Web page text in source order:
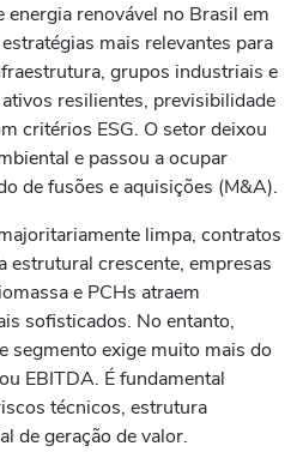
energia renovável no Brasil em
mais relevantes para
grupos industriais e
resilientes, previsibilidade
critérios ESG. O setor deixou
e passou a ocupar
de fusões e aquisições (M&A).
limpa, contratos
estrutural crescente, empresas
e PCHs atraem
sofisticados. No entanto,
segmento exige muito mais do
EBITDA. É fundamental
técnicos, estrutura
de geração de valor.